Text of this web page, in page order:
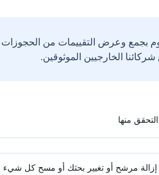
بجمع وعرض التقييمات من
إزالة مرشح أو تغيير بحثك أو مسح كل شيء